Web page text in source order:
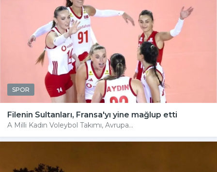
SPOR
Filenin Sultanları, Fransa'yı yine mağlup etti
A Milli Kadın Voleybol Takımı, Avrupa...